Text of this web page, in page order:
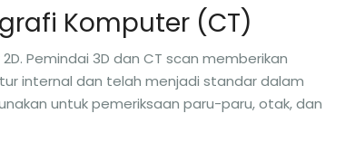
Komputer (CT)
Pemindai 3D dan CT scan memberikan
internal dan telah menjadi standar dalam
untuk pemeriksaan paru-paru, otak, dan